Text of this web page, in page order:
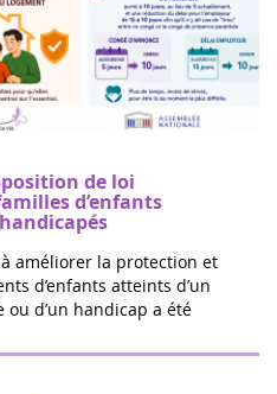
de loi
d’enfants
améliorer la protection et
d’enfants atteints d’un
ou d’un handicap a été
a Nogent sur Oise
per sostenere la ricerca
a Nogent-sur-Oise, a
delle ...
Boissy le Cutté
Pour L'espoir sta